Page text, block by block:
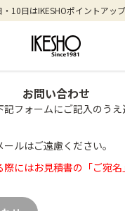
・10日はIKESHOポイントアッ
お問い合わせ
フォームにご記入のう
ルはご遠慮ください。
際にはお見積書の「ご宛